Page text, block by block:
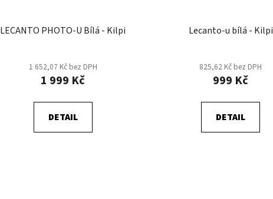
LECANTO PHOTO-U Bílá - Kilpi
1 652,07 Kč bez DPH
1 999 Kč
DETAIL
Lecanto-u bílá - Kilpi
825,62 Kč bez DPH
999 Kč
DETAIL